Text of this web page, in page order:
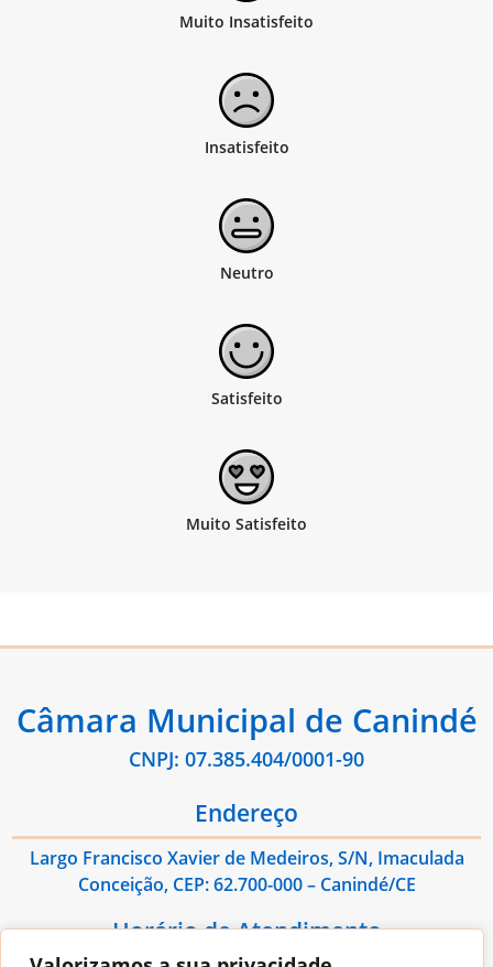
Câmara Municipal de Canindé
CNPJ: 07.385.404/0001-90
Endereço
Largo Francisco Xavier de Medeiros, S/N, Imaculada
Conceição, CEP: 62.700-000 – Canindé/CE
Horário de Atendimento